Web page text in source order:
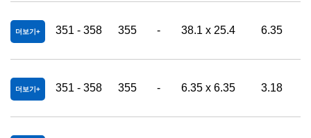
더보기 351 - 358 355 - 38.1 x 25.4 6.35
더보기 351 - 358 355 - 6.35 x 6.35 3.18